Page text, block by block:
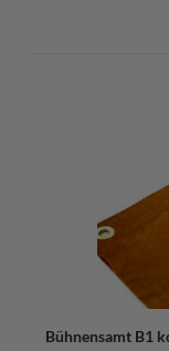
Bühnensamt B1